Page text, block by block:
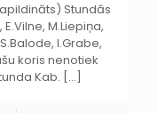
Stundās
M.Liepiņa,
I.Grabe,
koris nenotiek
Kab. […]